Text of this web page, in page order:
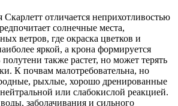
Скарлетт отличается неприхотливостью
солнечные места,
ветров, где окраска цветков и
яркой, а крона формируется
также растет, но может терять
К почвам малотребовательна, но
рыхлые, хорошо дренированные
или слабокислой реакцией.
заболачивания и сильного